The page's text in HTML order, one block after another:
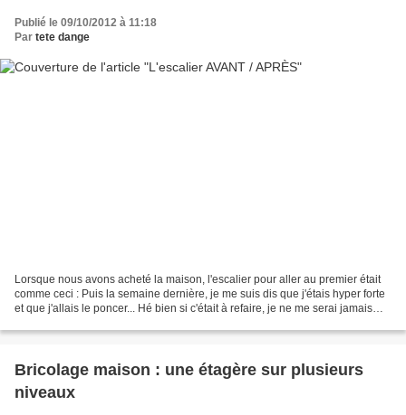
Publié le 09/10/2012 à 11:18
Par tete dange
Lorsque nous avons acheté la maison, l'escalier pour aller au premier était
comme ceci : Puis la semaine dernière, je me suis dis que j'étais hyper forte
et que j'allais le poncer... Hé bien si c'était à refaire, je ne me serai jamais
Bricolage maison : une étagère sur plusieurs
niveaux